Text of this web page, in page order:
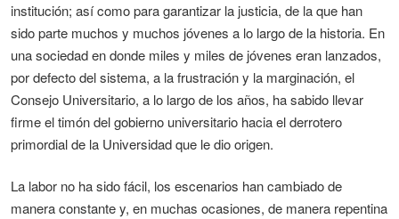
institución; así como para garantizar la justicia, de la que han
sido parte muchos y muchos jóvenes a lo largo de la historia. En
una sociedad en donde miles y miles de jóvenes eran lanzados,
por defecto del sistema, a la frustración y la marginación, el
Consejo Universitario, a lo largo de los años, ha sabido llevar
firme el timón del gobierno universitario hacia el derrotero
primordial de la Universidad que le dio origen.
La labor no ha sido fácil, los escenarios han cambiado de
manera constante y, en muchas ocasiones, de manera repentina